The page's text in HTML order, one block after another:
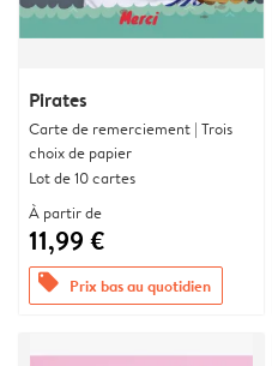
Pirates
Carte de remerciement | Trois
choix de papier
Lot de 10 cartes
À partir de
11,99 €
offers Prix bas au quotidien